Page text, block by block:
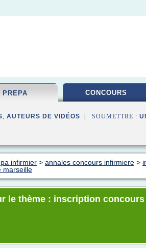
PREPA CONCOURS
, AUTEURS DE VIDÉOS | SOUMETTRE :
infirmier > annales concours infirmiere >
marseille
le thème : inscription